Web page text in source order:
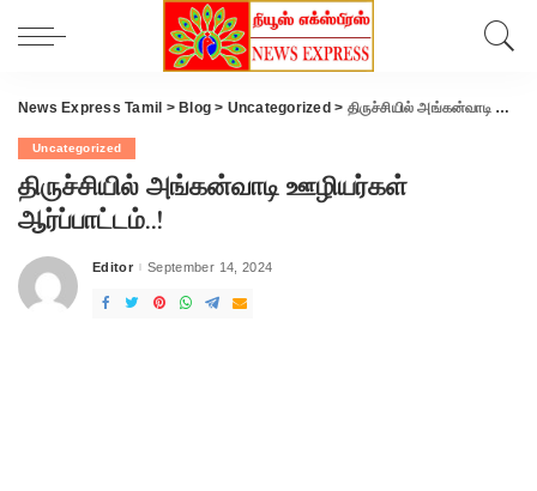
News Express Tamil > Blog > Uncategorized > திருச்சியில் அங்கன்வாடி ஊழியர்கள் ஆர்ப்பாட்டம்..!
Uncategorized
திருச்சியில் அங்கன்வாடி ஊழியர்கள்
ஆர்ப்பாட்டம்..!
Posted
Editor September 14, 2024